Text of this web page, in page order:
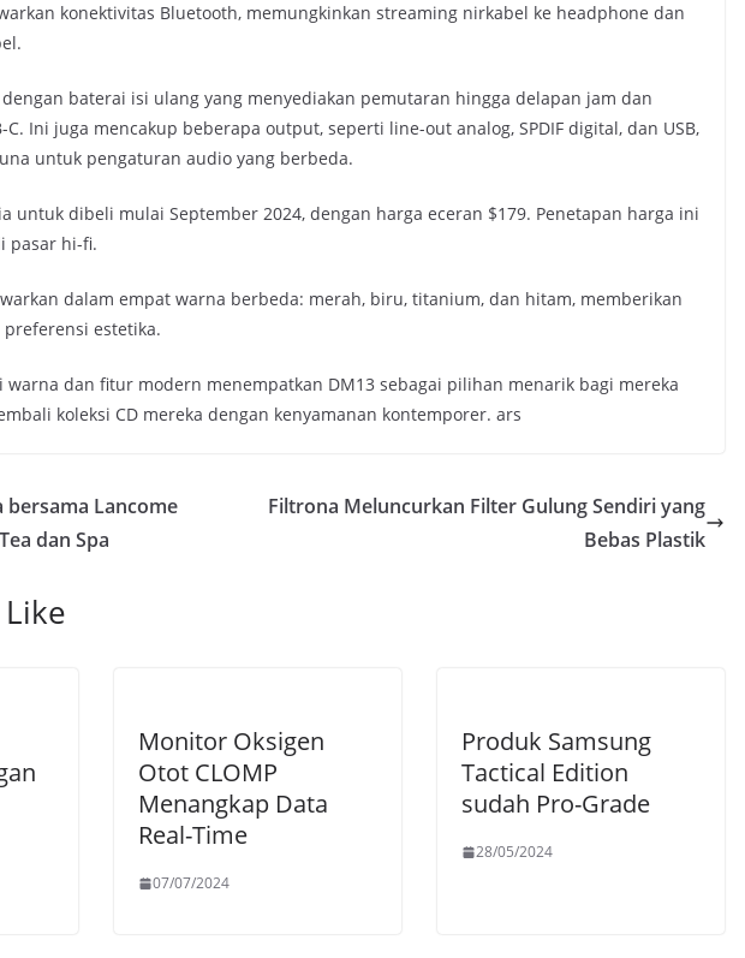
konektivitas Bluetooth, memungkinkan streaming nirkabel ke headphone dan
baterai isi ulang yang menyediakan pemutaran hingga delapan jam dan
Ini juga mencakup beberapa output, seperti line-out analog, SPDIF digital, dan USB,
untuk pengaturan audio yang berbeda.
untuk dibeli mulai September 2024, dengan harga eceran $179. Penetapan harga ini
pasar hi-fi.
dalam empat warna berbeda: merah, biru, titanium, dan hitam, memberikan
estetika.
warna dan fitur modern menempatkan DM13 sebagai pilihan menarik bagi mereka
koleksi CD mereka dengan kenyamanan kontemporer. ars
bersama Lancome
dan Spa
Filtrona Meluncurkan Filter Gulung Sendiri yang
Bebas Plastik
Monitor Oksigen
Otot CLOMP
Menangkap Data
Real-Time
07/07/2024
Produk Samsung
Tactical Edition
sudah Pro-Grade
28/05/2024